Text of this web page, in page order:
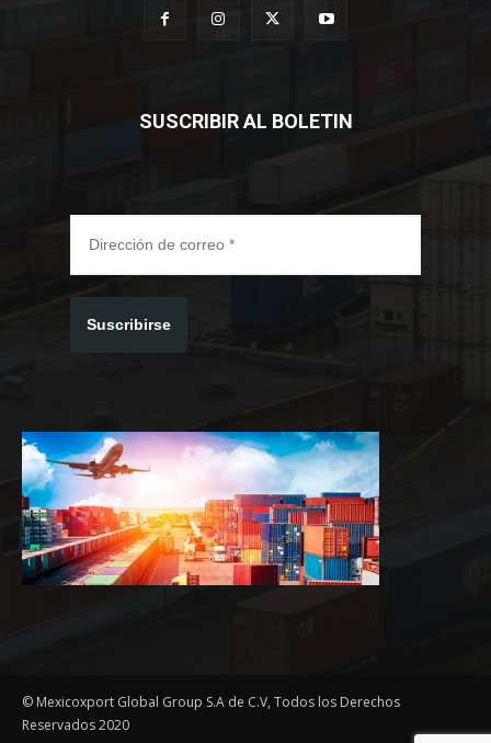
SUSCRIBIR AL BOLETIN
Suscribirse
© Mexicoxport Global Group S.A de C.V, Todos los Derechos
Reservados 2020